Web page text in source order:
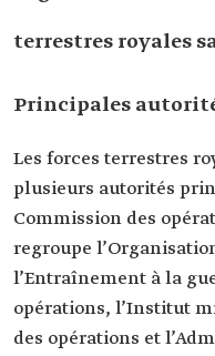
terrestres royales
Principales
Les forces terrestres
plusieurs autorités
Commission des
regroupe
l’Entraînement à la
opérations, l’Institut
des opérations et